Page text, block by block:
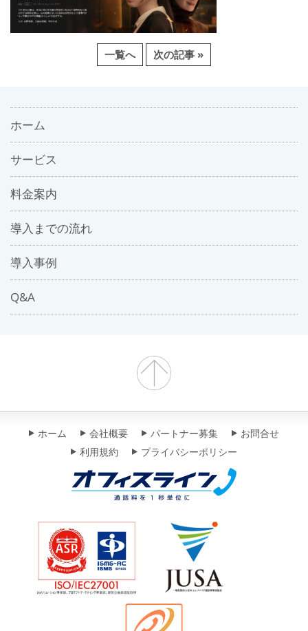
一覧へ 次の記事 »
ホーム
サービス
料金案内
導入までの流れ
導入事例
Q&A
ホーム 会社概要 パートナー募集
お問合せ
利用規約
プライバシーポリシー